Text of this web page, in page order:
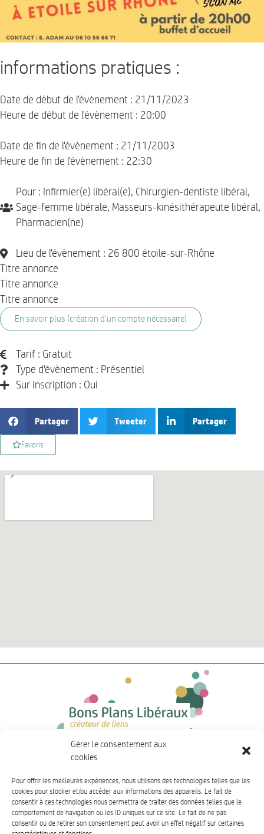
Gérer le consentement aux
cookies
Pour offrir les meilleures expériences, nous utilisons des technologies telles que les
cookies pour stocker et/ou accéder aux informations des appareils. Le fait de
consentir à ces technologies nous permettra de traiter des données telles que le
comportement de navigation ou les ID uniques sur ce site. Le fait de ne pas
consentir ou de retirer son consentement peut avoir un effet négatif sur certaines
informations pratiques :
Date de début de l'évènement : 21/11/2023
Heure de début de l'évènement : 20:00
Date de fin de l'évènement : 21/11/2003
Heure de fin de l'évènement : 22:30
Pour : Infirmier(e) libéral(e), Chirurgien-dentiste libéral,
Sage-femme libérale, Masseurs-kinésithérapeute libéral,
Pharmacien(ne)
Lieu de l'évènement : 26 800 étoile-sur-Rhône
Titre annonce
Titre annonce
Titre annonce
En savoir plus (création d'un compte nécessaire)
Tarif : Gratuit
Type d'évènement : Présentiel
Sur inscription : Oui
Partager Tweeter Partager
Favoris
Liens utiles
Salon des libéraux
F.A.Q.
À propos
Contacts